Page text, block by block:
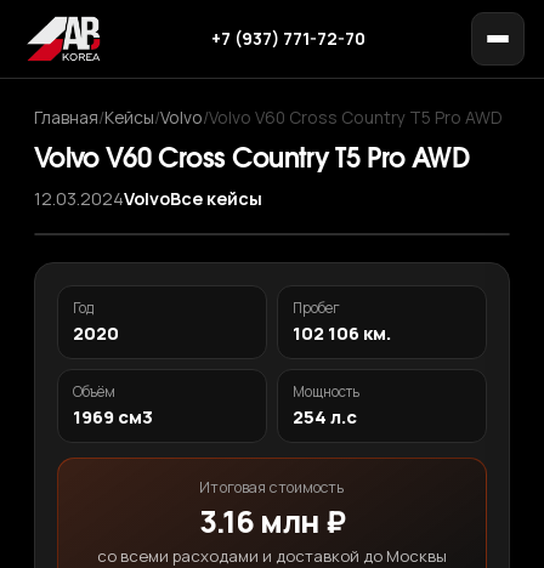
+7 (937) 771-72-70
Главная/Кейсы/Volvo/Volvo V60 Cross Country T5 Pro AWD
Volvo V60 Cross Country T5 Pro AWD
12.03.2024VolvoВсе кейсы
Год
2020
Пробег
102 106 км.
Объём
1969 см3
Мощность
254 л.с
Итоговая стоимость
3.16 млн ₽
со всеми расходами и доставкой до Москвы